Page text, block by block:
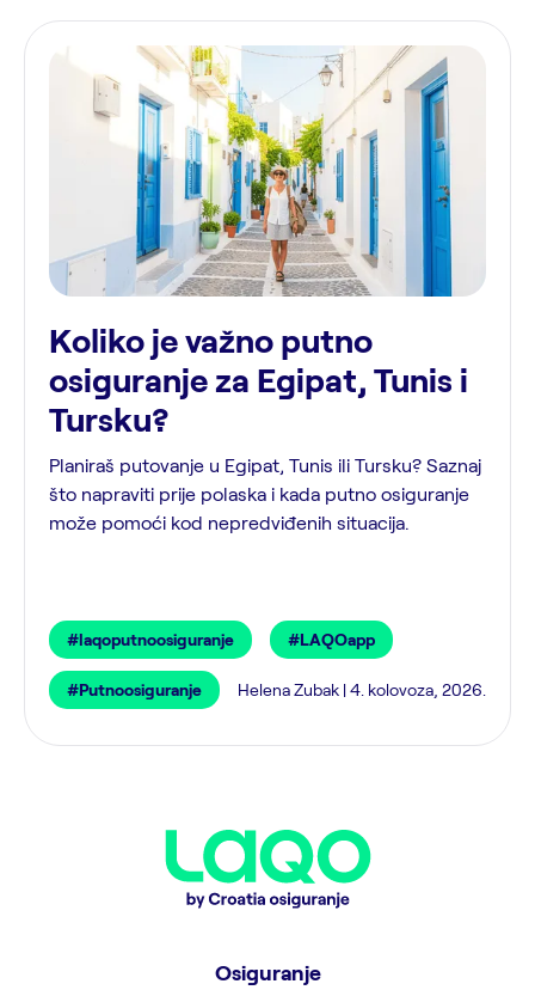
Koliko je važno putno
osiguranje za Egipat, Tunis i
Tursku?
Planiraš putovanje u Egipat, Tunis ili Tursku? Saznaj
što napraviti prije polaska i kada putno osiguranje
može pomoći kod nepredviđenih situacija.
#laqoputnoosiguranje #LAQOapp
#Putnoosiguranje Helena Zubak | 4. kolovoza, 2026.
Osiguranje